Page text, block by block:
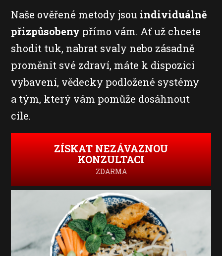
Naše ověřené metody jsou individuálně
přizpůsobeny přímo vám. Ať už chcete
shodit tuk, nabrat svaly nebo zásadně
proměnit své zdraví, máte k dispozici
vybavení, vědecky podložené systémy
a tým, který vám pomůže dosáhnout
cíle.
ZÍSKAT NEZÁVAZNOU
KONZULTACI
ZDARMA